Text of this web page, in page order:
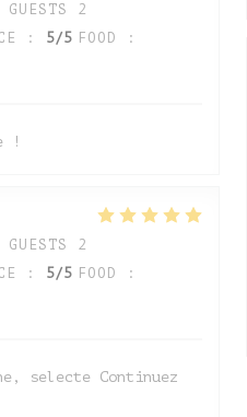
2
: 5/5 FOOD
:
!
2
: 5/5 FOOD
:
selecte Continuez